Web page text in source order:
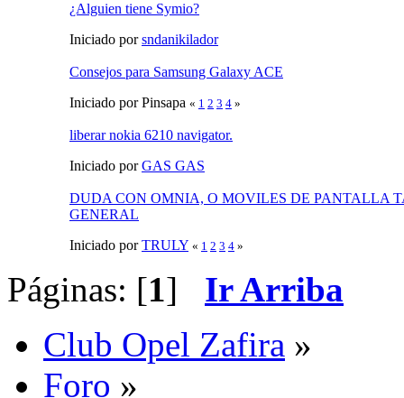
¿Alguien tiene Symio?
Iniciado porsndanikilador
Consejos para Samsung Galaxy ACE
Iniciado por Pinsapa « 1 2 3 4 »
liberar nokia 6210 navigator.
Iniciado porGAS GAS
DUDA CON OMNIA, O MOVILES DE PANTALLA
GENERAL
Iniciado porTRULY « 1 2 3 4 »
Páginas: [1] Ir Arriba
Club Opel Zafira »
Foro »